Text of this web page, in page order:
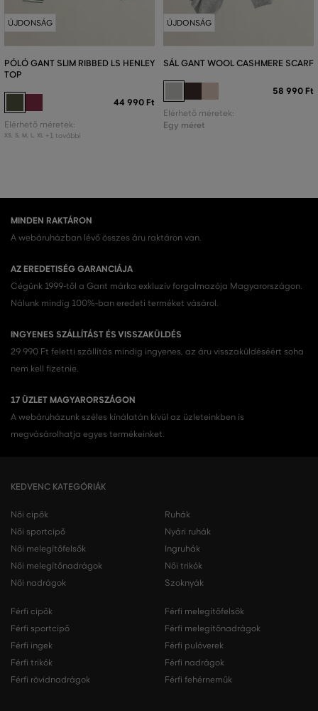
ÚJDONSÁG
PÓLÓ GANT SLIM RIBBED LS HENLEY
TOP
44 990 Ft
Elérhető méretek:
XS, S, M L, XL +1 további
ÚJDONSÁG
SÁL GANT WOOL CASHMERE SCARF
58 990 Ft
Elérhető méretek:
Egy méret
MINDEN RAKTÁRON
A webáruházban lévő összes áru raktáron van.
AZ EREDETISÉG GARANCIÁJA
Cégünk 1999-től a Gant márka exkluzív forgalmazója Magyarországon.
Nálunk mindig 100%-ban eredeti terméket vásárol.
INGYENES SZÁLLÍTÁST ÉS VISSZAKÜLDÉS
29 990 Ft feletti szállítás mindig ingyenes, az áru visszaküldéséért soha
nem kell fizetnie.
17 ÜZLET MAGYARORSZÁGON
A webáruházunk széles kínálatán kívül az üzleteinkben is
megvásárolhatja egyes termékeinket.
KEDVENC KATEGÓRIÁK
Női cipők
Női sportcipő
Női melegítőfelsők
Női melegítőnadrágok
Női nadrágok
Ruhák
Nyári ruhák
Ingruhák
Női trikók
Szoknyák
Férfi cipők
Férfi sportcipő
Férfi ingek
Férfi trikók
Férfi rövidnadrágok
Férfi melegítőfelsők
Férfi melegítőnadrágok
Férfi pulóverek
Férfi nadrágok
Férfi fehérneműk